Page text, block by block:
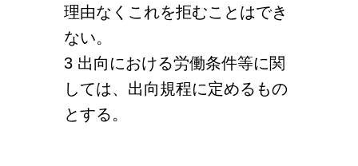
理由なくこれを拒むことはでき
ない。
3 出向における労働条件等に関
しては、出向規程に定めるもの
とする。